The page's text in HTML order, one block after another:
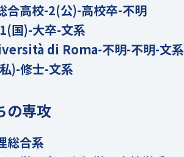
合高校-2(公)-高校卒-不明
国)-大卒-文系
di Roma-不明-不明-文系
)-修士-文系
の専攻
総合系